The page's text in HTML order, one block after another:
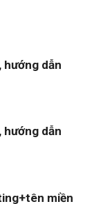
hướng dẫn
hướng dẫn
miền